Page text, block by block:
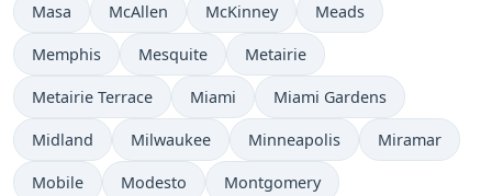
Masa McAllen McKinney Meads
Memphis Mesquite Metairie
Metairie Terrace Miami Miami Gardens
Midland Milwaukee Minneapolis Miramar
Mobile Modesto Montgomery